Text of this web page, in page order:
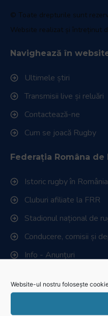
Website-ul nostru folosește
© Toate drepturile sunt
Website realizat și întreținut
Navighează în
Ultimele știri
Transmisii live și reluări
Contactează-ne
Cum se joacă Rugby
Federația Româna de
Istoric rugby în România
Cluburi afiliate la FRR
Stadionul național de
Conducere, comisii și
Info - Anunțuri